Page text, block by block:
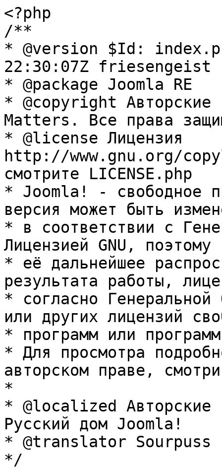
<?php
/**
* @version $Id:
22:30:07Z friesengeist
* @package Joomla RE
* @copyright Авторские
Matters. Все права
* @license Лицензия
http://www.gnu.org/
смотрите LICENSE.php
* Joomla! - свободное
версия может быть
* в соответствии с
Лицензией GNU, поэтому
* её дальнейшее
результата работы,
* согласно Генеральной
или других лицензий
* программ или
* Для просмотра
авторском праве,
*
* @localized Авторские
Русский дом Joomla!
* @translator Sourpuss
*/